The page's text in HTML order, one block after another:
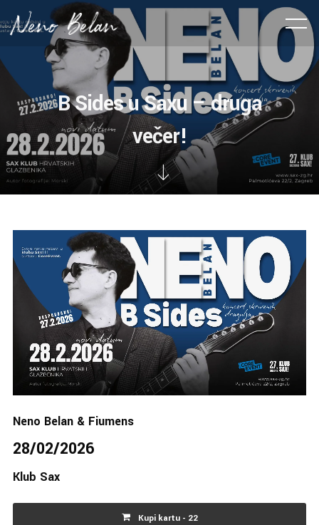
B Sides u Saxu – druga
večer!
Neno Belan & Fiumens
28/02/2026
Klub Sax
Kupi kartu - 22